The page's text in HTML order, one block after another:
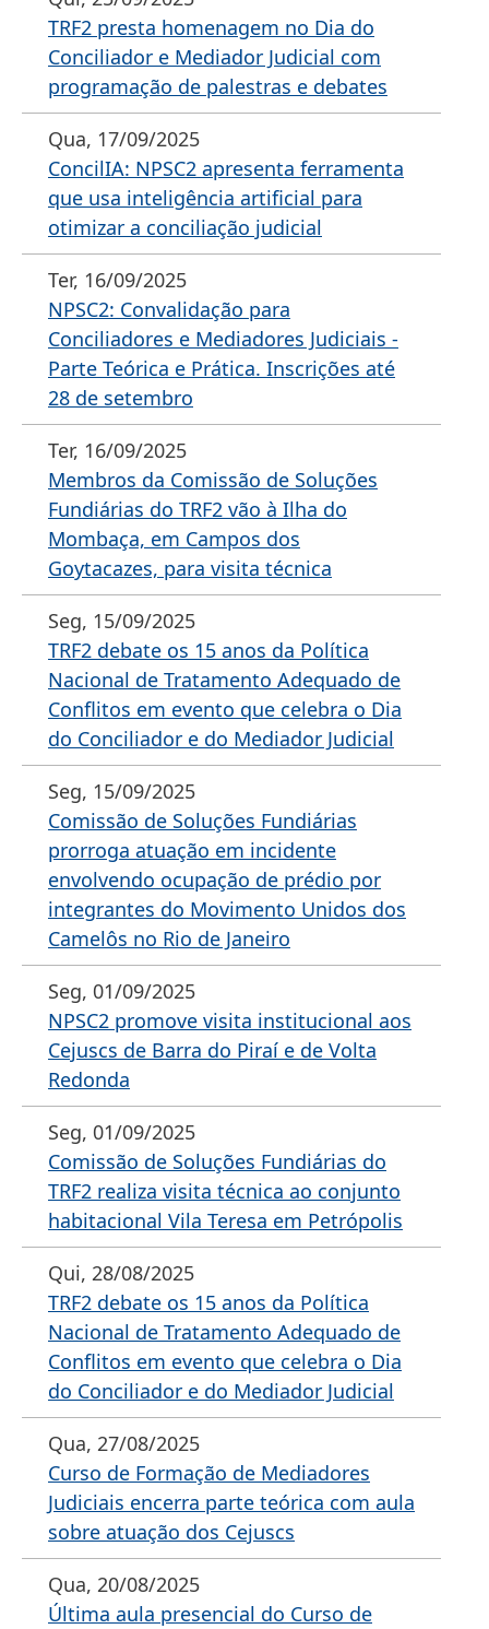
TRF2 presta homenagem no Dia do
Conciliador e Mediador Judicial com
programação de palestras e debates
Qua, 17/09/2025
ConcilIA: NPSC2 apresenta ferramenta
que usa inteligência artificial para
otimizar a conciliação judicial
Ter, 16/09/2025
NPSC2: Convalidação para
Conciliadores e Mediadores Judiciais -
Parte Teórica e Prática. Inscrições até
28 de setembro
Ter, 16/09/2025
Membros da Comissão de Soluções
Fundiárias do TRF2 vão à Ilha do
Mombaça, em Campos dos
Goytacazes, para visita técnica
Seg, 15/09/2025
TRF2 debate os 15 anos da Política
Nacional de Tratamento Adequado de
Conflitos em evento que celebra o Dia
do Conciliador e do Mediador Judicial
Seg, 15/09/2025
Comissão de Soluções Fundiárias
prorroga atuação em incidente
envolvendo ocupação de prédio por
integrantes do Movimento Unidos dos
Camelôs no Rio de Janeiro
Seg, 01/09/2025
NPSC2 promove visita institucional aos
Cejuscs de Barra do Piraí e de Volta
Redonda
Seg, 01/09/2025
Comissão de Soluções Fundiárias do
TRF2 realiza visita técnica ao conjunto
habitacional Vila Teresa em Petrópolis
Qui, 28/08/2025
TRF2 debate os 15 anos da Política
Nacional de Tratamento Adequado de
Conflitos em evento que celebra o Dia
do Conciliador e do Mediador Judicial
Qua, 27/08/2025
Curso de Formação de Mediadores
Judiciais encerra parte teórica com aula
sobre atuação dos Cejuscs
Qua, 20/08/2025
Última aula presencial do Curso de